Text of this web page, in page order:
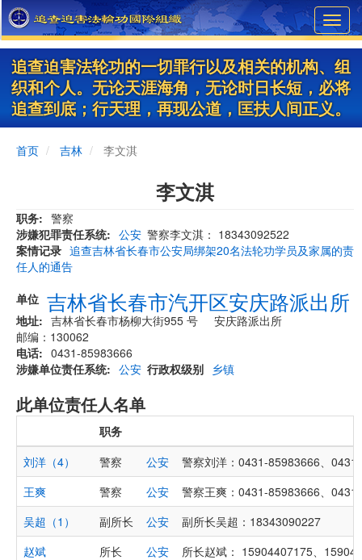
Skip
to
main
content
追查迫害法轮功的一切罪行以及相关的机构、组
织和个人。无论天涯海角，无论时日长短，必将
追查到底；行天理，再现公道，匡扶人间正义。
首页 吉林 李文淇
李文淇
职务
警察
涉嫌犯罪责任系统
公安 警察李文淇： 18343092522
案情记录 追查吉林省长春市公安局绑架20名法轮功学员及家属的责
任人的通告
单位 吉林省长春市汽开区安庆路派出所
地址
吉林省长春市杨柳大街955 号 安庆路派出所
邮编：130062
电话
0431-85983666
涉嫌单位责任系统
公安 行政权级别 乡镇
此单位责任人名单
职务
刘洋（4）
警察 公安
警察刘洋：0431-85983666、
王爽
警察 公安
警察王爽：0431-85983666、
吴超（1）
副所长 公安
副所长吴超：18343090227
赵斌
所长 公安
所长赵斌： 15904407175、